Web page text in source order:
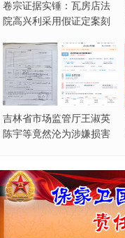
卷宗证据实锤：瓦房店法
院高兴利采用假证定案刻
吉林省市场监管厅王淑英
陈宇等竟然沦为涉嫌损害